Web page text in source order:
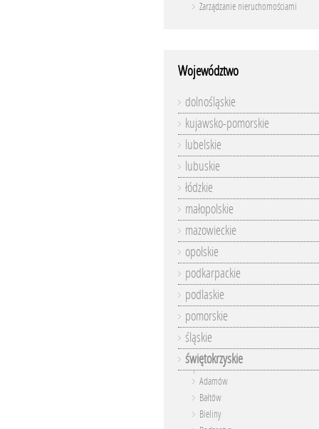
Zarządzanie nieruchomościami
Województwo
dolnośląskie
kujawsko-pomorskie
lubelskie
lubuskie
łódzkie
małopolskie
mazowieckie
opolskie
podkarpackie
podlaskie
pomorskie
śląskie
świętokrzyskie
Adamów
Bałtów
Bieliny